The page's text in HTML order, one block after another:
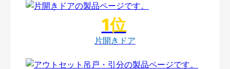
片開きドア